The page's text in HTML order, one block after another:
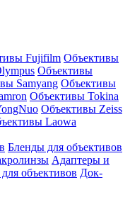
Fujifilm Объективы
Объективы
Samyang Объективы
Объективы Tokina
Объективы Zeiss
Laowa
Бленды для объективов
Адаптеры и
объективов Док-